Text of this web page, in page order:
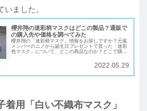
いました。
櫻井翔の迷彩柄マスクはどこの製品？通販で
の購入先や価格を調べてみた
櫻井翔の「迷彩柄マスク」情報をお探しですか？元嵐
メンバーのニノから誕生日プレゼントで貰った「迷彩
色マスク」について、どこの商品なのか？どこで購入
報を調査して特定。櫻井翔くんと同じ迷彩柄マスクを
2022.05.29
着用「白い不織布マスク」